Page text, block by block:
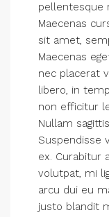
pellentesque
Maecenas
sit amet,
Maecenas
nec placerat
libero, in
non efficitur
Nullam
Suspendisse
ex. Curabitur
volutpat, mi
arcu dui eu
justo blandit